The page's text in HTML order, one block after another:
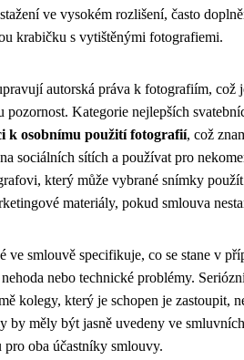
ve vysokém rozlišení, často
krabičku s vytištěnými fotografiemi.
autorská práva k fotografiím, což
pozornost. Kategorie nejlepších
k osobnímu použití fotografií, což
sociálních sítích a používat pro
který může vybrané snímky
materiály, pokud smlouva
ve smlouvě specifikuje, co se stane v
nebo technické problémy.
kolegy, který je schopen je zastoupit,
by měly být jasně uvedeny ve
oba účastníky smlouvy.